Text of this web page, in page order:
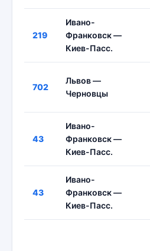
219
Ивано-
Франковск —
Киев-Пасс.
702
Львов —
Черновцы
43
Ивано-
Франковск —
Киев-Пасс.
43
Ивано-
Франковск —
Киев-Пасс.